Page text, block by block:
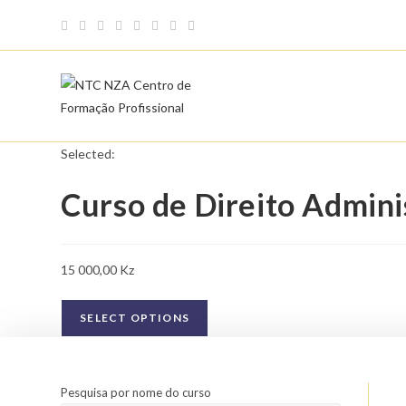
content
Selected:
Curso de Direito
15 000,00 Kz
SELECT OPTIONS
Pesquisa por nome do curso